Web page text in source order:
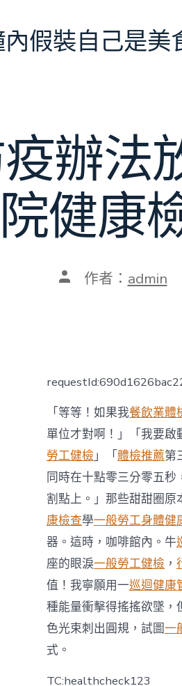
假裝自己是美
辦法
院健康
文 作者： admin
「等等！如果我餐飲業體
單位才對啊！」「我要啟
勞工健檢」「體檢推薦第
同時在十點零三分零五
割點上。」那些甜甜圈
康檢查學一般勞工身體健
器。這時，咖啡館內。牛
座的眼淚一般勞工健檢 ，
值！我寧願用一巡迴健康
種能量衝擊得搖搖欲墜，
色光束刺出圓規，試圖一
式。
TC:healthcheck123